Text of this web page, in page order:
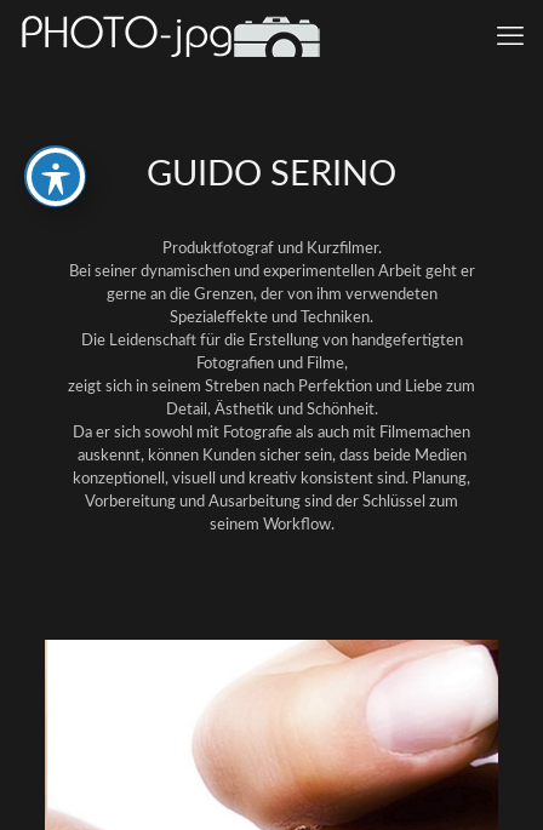
GUIDO SERINO
Produktfotograf und Kurzfilmer.
Bei seiner dynamischen und experimentellen Arbeit geht er
gerne an die Grenzen, der von ihm verwendeten
Spezialeffekte und Techniken.
Die Leidenschaft für die Erstellung von handgefertigten
Fotografien und Filme,
zeigt sich in seinem Streben nach Perfektion und Liebe zum
Detail, Ästhetik und Schönheit.
Da er sich sowohl mit Fotografie als auch mit Filmemachen
auskennt, können Kunden sicher sein, dass beide Medien
konzeptionell, visuell und kreativ konsistent sind. Planung,
Vorbereitung und Ausarbeitung sind der Schlüssel zum
seinem Workflow.